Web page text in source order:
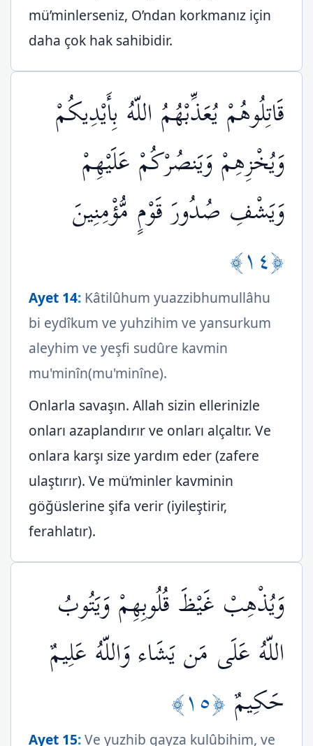
mü’minlerseniz, O’ndan korkmanız için
daha çok hak sahibidir.
قَاتِلُوهُمْ يُعَذِّبْهُمُ اللّهُ بِأَيْدِيكُمْ
وَيُخْزِهِمْ وَيَنصُرْكُمْ عَلَيْهِمْ
وَيَشْفِ صُدُورَ قَوْمٍ مُّؤْمِنِينَ
﴿١٤﴾
Ayet 14: Kâtilûhum yuazzibhumullâhu
bi eydîkum ve yuhzihim ve yansurkum
aleyhim ve yeşfi sudûre kavmin
mu'minîn(mu'minîne).
Onlarla savaşın. Allah sizin ellerinizle
onları azaplandırır ve onları alçaltır. Ve
onlara karşı size yardım eder (zafere
ulaştırır). Ve mü’minler kavminin
göğüslerine şifa verir (iyileştirir,
ferahlatır).
وَيُذْهِبْ غَيْظَ قُلُوبِهِمْ وَيَتُوبُ
اللّهُ عَلَى مَن يَشَاء وَاللّهُ عَلِيمٌ
حَكِيمٌ ﴿١٥﴾
Ayet 15:Ve yuzhib gayza kulûbihim, ve